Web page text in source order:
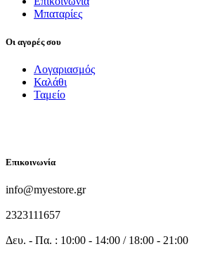
Μπαταρίες
Οι αγορές σου
Λογαριασμός
Καλάθι
Ταμείο
Επικοινωνία
info@myestore.gr
2323111657
Δευ. - Πα. : 10:00 - 14:00 / 18:00 - 21:00